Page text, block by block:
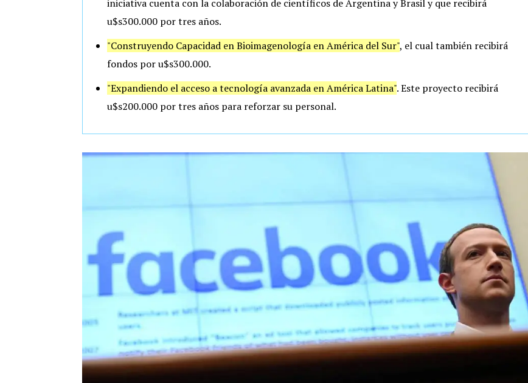
iniciativa cuenta con la colaboración de científicos de Argentina y Brasil y que recibirá
u$s300.000 por tres años.
"Construyendo Capacidad en Bioimagenología en América del Sur", el cual también recibirá
fondos por u$s300.000.
"Expandiendo el acceso a tecnología avanzada en América Latina". Este proyecto recibirá
u$s200.000 por tres años para reforzar su personal.